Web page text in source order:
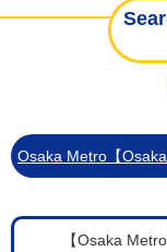
Osaka Metro【
【Osaka